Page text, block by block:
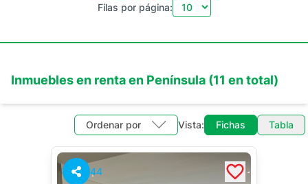
Filas por página:
Inmuebles en rentaen Península (11 en total)
Ordenar por Vista: Fichas Tabla
44